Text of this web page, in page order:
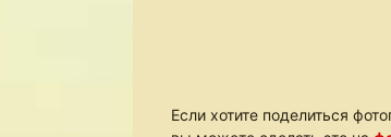
Если хотите поделиться